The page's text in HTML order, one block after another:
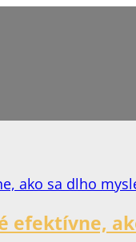
efektívne,